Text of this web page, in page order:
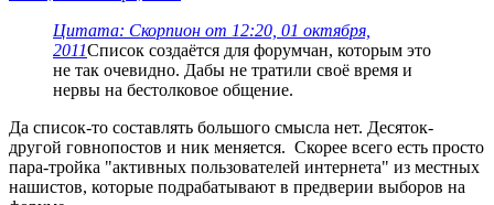
Цитата: Скорпион от 12:20, 01 октября,
2011Список создаётся для форумчан, которым это
не так очевидно. Дабы не тратили своё время и
нервы на бестолковое общение.
Да список-то составлять большого смысла нет. Десяток-
другой говнопостов и ник меняется. Скорее всего есть просто
пара-тройка "активных пользователей интернета" из местных
нашистов, которые подрабатывают в предверии выборов на